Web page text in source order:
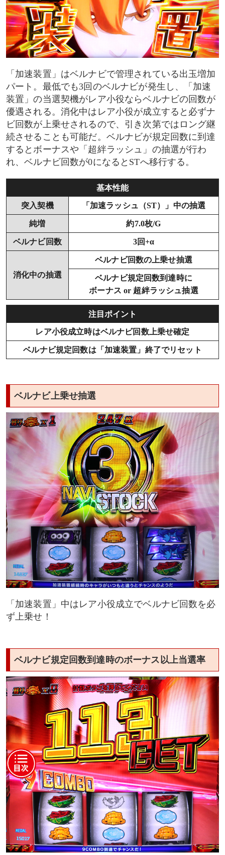
「加速装置」はベルナビで管理されている出玉増加
パート。最低でも3回のベルナビが発生し、「加速
装置」の当選契機がレア小役ならベルナビの回数が
優遇される。消化中はレア小役が成立すると必ずナ
ビ回数が上乗せされるので、引き次第ではロング継
続させることも可能だ。ベルナビが規定回数に到達
するとボーナスや「超絆ラッシュ」の抽選が行わ
れ、ベルナビ回数が0になるとSTへ移行する。
基本性能
突入契機 「加速ラッシュ（ST）」中の抽選
純増 約7.0枚/G
ベルナビ回数 3回+α
消化中の抽選
ベルナビ回数の上乗せ抽選
ベルナビ規定回数到達時に
ボーナス or 超絆ラッシュ抽選
注目ポイント
レア小役成立時はベルナビ回数上乗せ確定
ベルナビ規定回数は「加速装置」終了でリセット
ベルナビ上乗せ抽選
「加速装置」中はレア小役成立でベルナビ回数を必
ず上乗せ！
ベルナビ規定回数到達時のボーナス以上当選率